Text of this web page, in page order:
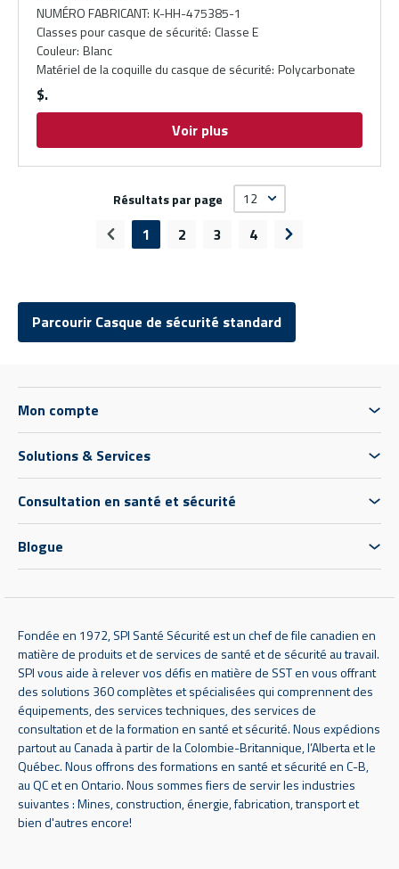
NUMÉRO FABRICANT: K-HH-475385-1
Classes pour casque de sécurité: Classe E
Couleur: Blanc
Matériel de la coquille du casque de sécurité: Polycarbonate
$
Voir plus
Résultats par page
Page précédente
1 2 3 4 Page suivante
Parcourir Casque de sécurité standard
Mon compte
Solutions & Services
Consultation en santé et sécurité
Blogue
Fondée en 1972, SPI Santé Sécurité est un chef de file canadien en
matière de produits et de services de santé et de sécurité au travail.
SPI vous aide à relever vos défis en matière de SST en vous offrant
des solutions 360 complètes et spécialisées qui comprennent des
équipements, des services techniques, des services de
consultation et de la formation en santé et sécurité. Nous expédions
partout au Canada à partir de la Colombie-Britannique, l’Alberta et le
Québec. Nous offrons des formations en santé et sécurité en C-B,
au QC et en Ontario. Nous sommes fiers de servir les industries
suivantes : Mines, construction, énergie, fabrication, transport et
bien d'autres encore!